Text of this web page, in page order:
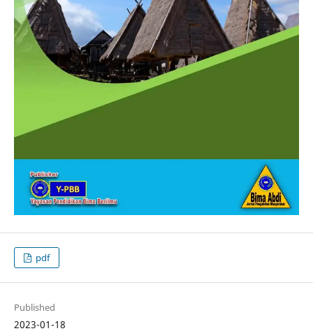
pdf
Published
2023-01-18